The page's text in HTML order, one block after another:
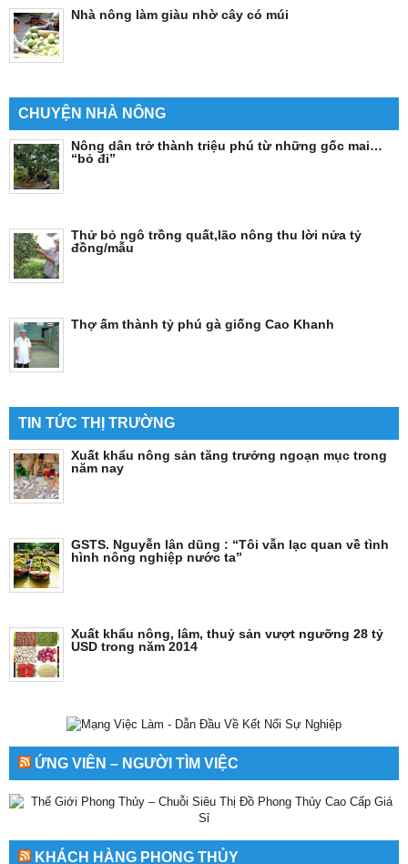
Nhà nông làm giàu nhờ cây có múi
CHUYỆN NHÀ NÔNG
Nông dân trở thành triệu phú từ những gốc mai…
“bỏ đi”
Thử bỏ ngô trồng quất,lão nông thu lời nửa tỷ
đồng/mẫu
Thợ ấm thành tỷ phú gà giống Cao Khanh
TIN TỨC THỊ TRƯỜNG
Xuất khẩu nông sản tăng trưởng ngoạn mục trong
năm nay
GSTS. Nguyễn lân dũng : “Tôi vẫn lạc quan về tình
hình nông nghiệp nước ta”
Xuất khẩu nông, lâm, thuỷ sản vượt ngưỡng 28 tỷ
USD trong năm 2014
ỨNG VIÊN – NGƯỜI TÌM VIỆC
KHÁCH HÀNG PHONG THỦY